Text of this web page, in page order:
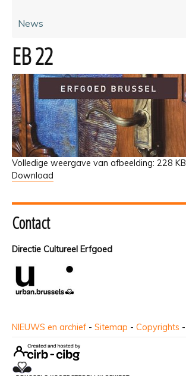
News
EB 22
Volledige weergave van afbeelding: 228 KB
Download
Contact
Directie Cultureel Erfgoed
NIEUWS en archief - Sitemap - Copyrights -